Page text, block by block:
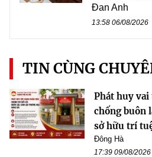
Đan Anh
13:58 06/08/2026
TIN CÙNG
Phát huy
chống buôn
sở hữu trí
Đông Hà
17:39 09/08/2026